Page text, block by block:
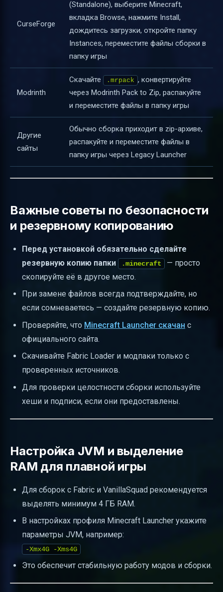
CurseForge
(Standalone), выберите Minecraft,
вкладка Browse, нажмите Install,
дождитесь загрузки, откройте папку
Instances, переместите файлы сборки в
папку игры
Modrinth
Скачайте .mrpack , конвертируйте
через Modrinth Pack to Zip, распакуйте
и переместите файлы в папку игры
Другие
сайты
Обычно сборка приходит в zip-архиве,
распакуйте и переместите файлы в
папку игры через Legacy Launcher
Важные советы по безопасности
и резервному копированию
Перед установкой обязательно сделайте
резервную копию папки
.minecraft
— просто
скопируйте её в другое место.
При замене файлов всегда подтверждайте, но
если сомневаетесь — создайте резервную копию.
Проверяйте, что Minecraft Launcher скачан с
официального сайта.
Скачивайте Fabric Loader и модпаки только с
проверенных источников.
Для проверки целостности сборки используйте
хеши и подписи, если они предоставлены.
Настройка JVM и выделение
RAM для плавной игры
Для сборок с Fabric и VanillaSquad рекомендуется
выделять минимум 4 ГБ RAM.
В настройках профиля Minecraft Launcher укажите
параметры JVM, например:
-Xmx4G -Xms4G
Это обеспечит стабильную работу модов и сборки.